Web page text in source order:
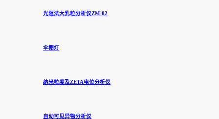
光阻法大乳粒分析仪ZM-02
伞棚灯
纳米粒度及ZETA电位分析仪
自动可见异物分析仪